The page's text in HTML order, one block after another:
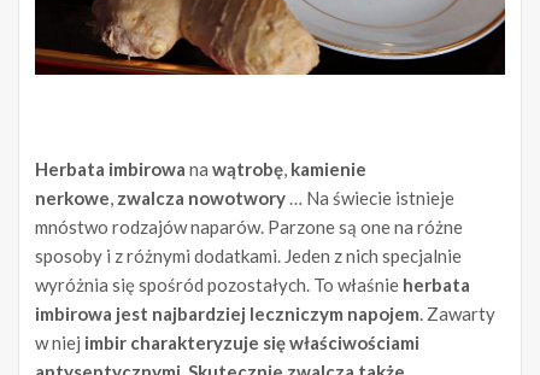
Herbata imbirowa na wątrobę, kamienie
nerkowe, zwalcza nowotwory… Na świecie istnieje
mnóstwo rodzajów naparów. Parzone są one na różne
sposoby i z różnymi dodatkami. Jeden z nich specjalnie
wyróżnia się spośród pozostałych. To właśnie herbata
imbirowa jest najbardziej leczniczym napojem. Zawarty
w niej imbir charakteryzuje się właściwościami